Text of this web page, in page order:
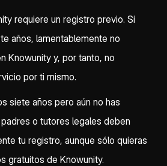
requiere un registro previo. Si
años, lamentablemente no
Knowunity y, por tanto, no
por ti mismo.
siete años pero aún no has
o tutores legales deben
tu registro, aunque sólo quieras
gratuitos de Knowunity.